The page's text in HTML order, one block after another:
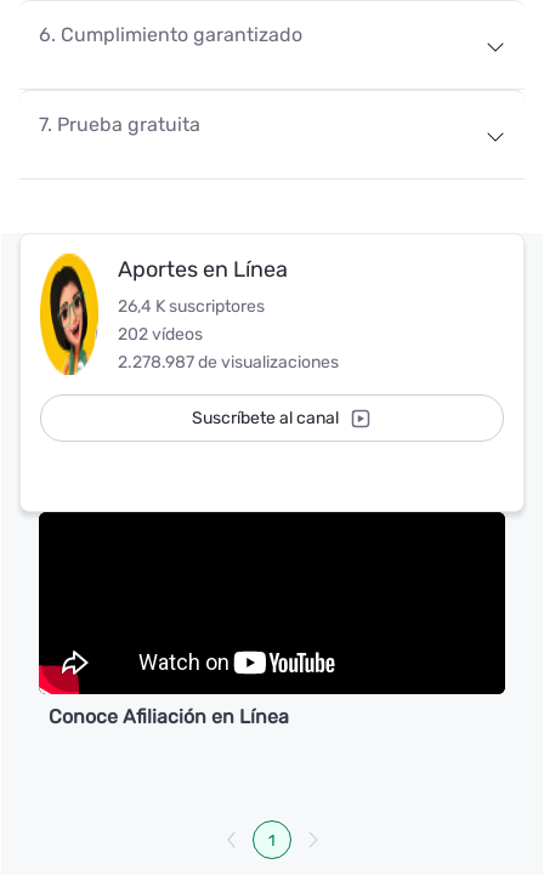
6. Cumplimiento garantizado
7. Prueba gratuita
Aportes en Línea
26,4 K suscriptores
202 vídeos
2.278.987 de visualizaciones
Suscríbete al canal
Conoce Afiliación en Línea
1